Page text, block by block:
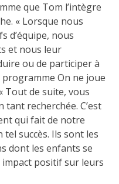
que Tom l’intègre
« Lorsque nous
d’équipe, nous
et nous leur
ou de participer à
On ne joue
Tout de suite, vous
recherchée. C’est
qui fait de notre
succès. Ils sont les
dont les enfants se
positif sur leurs